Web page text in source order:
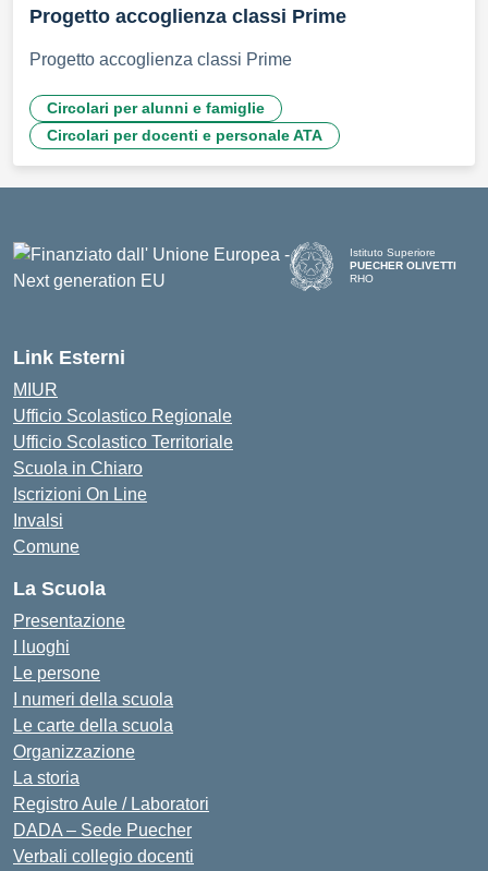
Progetto accoglienza classi Prime
Progetto accoglienza classi Prime
Circolari per alunni e famiglie
Circolari per docenti e personale ATA
Istituto Superiore
PUECHER OLIVETTI
RHO
Link Esterni
MIUR
Ufficio Scolastico Regionale
Ufficio Scolastico Territoriale
Scuola in Chiaro
Iscrizioni On Line
Invalsi
Comune
La Scuola
Presentazione
I luoghi
Le persone
I numeri della scuola
Le carte della scuola
Organizzazione
La storia
Registro Aule / Laboratori
DADA – Sede Puecher
Verbali collegio docenti